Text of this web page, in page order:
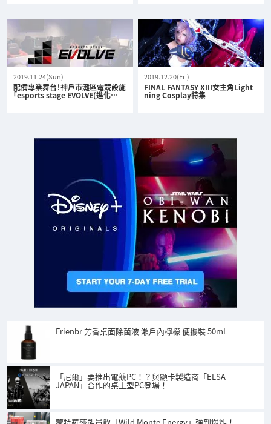
2019.11.24(Sun)
配備專業舞台！神戶市灘區電競設施
「esports stage EVOLVE(進化…
2019.12.20(Fri)
FINAL FANTASY XIII女主角Light
ning Cosplay特集
Frienbr 芳香桌面除菌液 瀨戶內檸檬 便攜裝 50mL
「尼爾」要推出電競PC！？與顯卡製造商「ELSA
JAPAN」合作的桌上型PC登場！